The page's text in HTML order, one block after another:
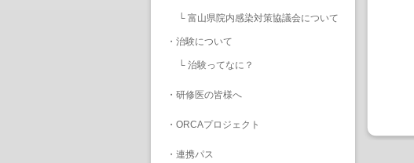
└ 富山県院内感染対策協議会について
・ 治験について
└ 治験ってなに？
・ 研修医の皆様へ
・ ORCAプロジェクト
・ 連携パス